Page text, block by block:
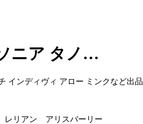
ニア タノ…
インディヴィ アロー ミンクなど出品
レリアン アリスバーリー